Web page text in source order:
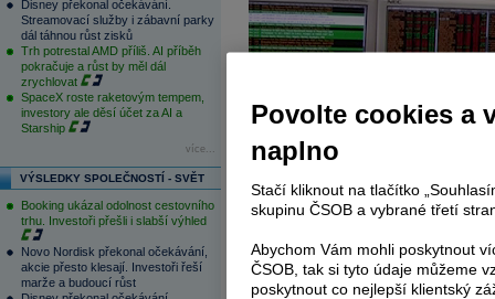
Disney překonal očekávání.
Streamovací služby i zábavní parky
dál táhnou růst zisků
Trh potrestal AMD příliš. AI příběh
pokračuje a růst by měl dál
zrychlovat
SpaceX roste raketovým tempem,
investory ale děsí účet za AI a
Starship
více...
VÝSLEDKY SPOLEČNOSTÍ - SVĚT
Booking ukázal odolnost cestovního
trhu. Investoři přešli i slabší výhled
Novo Nordisk překonal očekávání,
akcie přesto klesají. Investoři řeší
marže a budoucí růst
Povolte cookies a
naplno
Stačí kliknout na tlačítko
skupinu ČSOB a vybrané třetí
Abychom Vám mohli poskytnout
ČSOB, tak si tyto údaje můžeme
poskytnout co nejlepší klientský